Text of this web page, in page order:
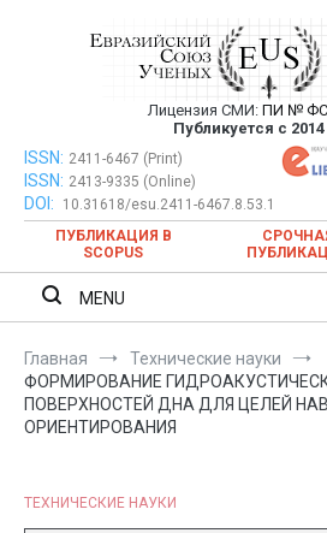
Евразийский
публикация
ежемесячном
Лицензия СМИ: ПИ №
Публикуется с
Евразийский Союз Ученых —
ежемесячном
ISSN: 2411-6467 (Print)
ISSN: 2413-9335 (Online)
DOI:
10.31618/esu.2411-6467.8.53.1
ПУБЛИКАЦИЯ В
SCOPUS
MENU
Главная
Технические науки
ФОРМИРОВАНИЕ
ПОВЕРХНОСТЕЙ ДНА ДЛЯ ЦЕЛЕЙ
ОРИЕНТИРОВАНИЯ
ТЕХНИЧЕСКИЕ НАУКИ